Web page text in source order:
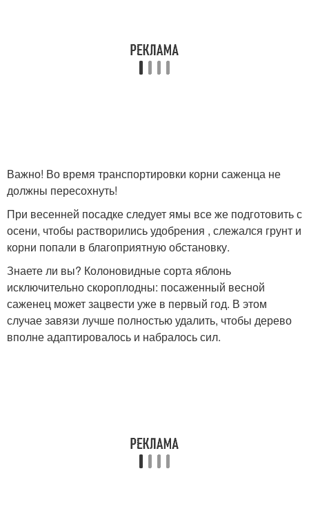
Важно! Во время транспортировки корни саженца не
должны пересохнуть!
При весенней посадке следует ямы все же подготовить с
осени, чтобы растворились удобрения , слежался грунт и
корни попали в благоприятную обстановку.
Знаете ли вы? Колоновидные сорта яблонь
исключительно скороплодны: посаженный весной
саженец может зацвести уже в первый год. В этом
случае завязи лучше полностью удалить, чтобы дерево
вполне адаптировалось и набралось сил.